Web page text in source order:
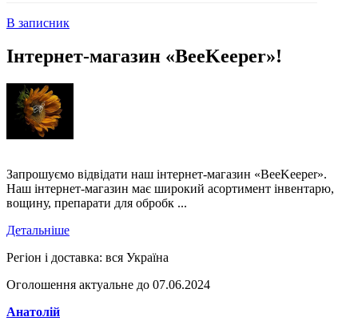
В записник
Інтернет-магазин «BeeKeeper»!
Запрошуємо відвідати наш інтернет-магазин «BeeKeeper».
Наш інтернет-магазин має широкий асортимент інвентарю,
вощину, препарати для обробк ...
Детальніше
Регіон і доставка: вся Україна
Оголошення актуальне до 07.06.2024
Анатолій